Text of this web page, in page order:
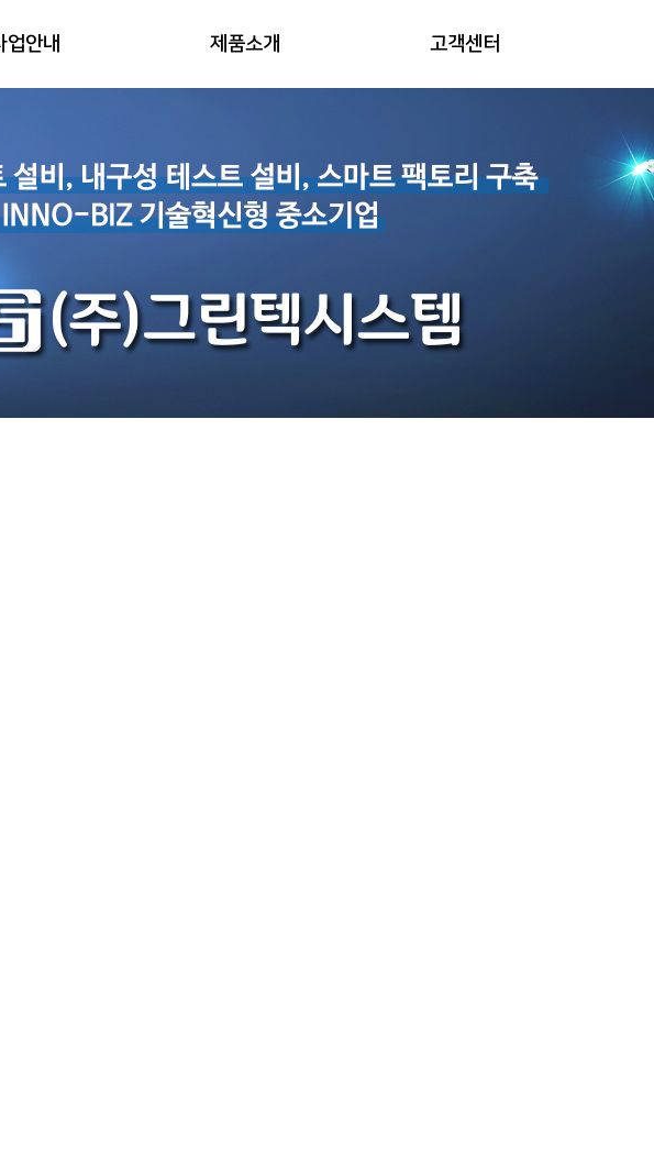
업안내 제품소개 고객센터